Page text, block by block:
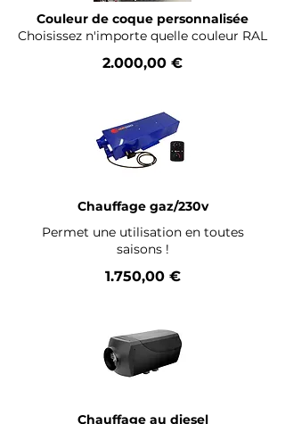
Couleur de coque personnalisée
Choisissez n'importe quelle couleur RAL
2.000,00 €
Chauffage gaz/230v
Permet une utilisation en toutes
saisons !
1.750,00 €
Chauffage au diesel